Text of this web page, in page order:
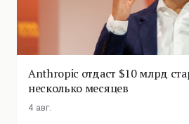
Anthropic отдаст $10 млрд
несколько месяцев
4 авг.